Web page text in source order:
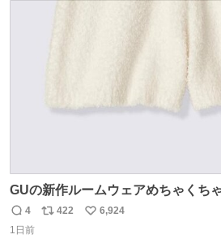
GUの新作ルームウェアめちゃくち
🪿🤍 9月下旬発売🪄
返
信
4
リ
422
い
6,924
1日前